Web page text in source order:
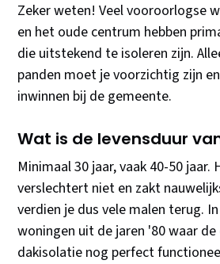
Zeker weten! Veel vooroorlogse
en het oude centrum hebben
die uitstekend te isoleren zijn.
panden moet je voorzichtig zijn
inwinnen bij de gemeente.
Wat is de levensduur
Minimaal 30 jaar, vaak 40-50
verslechtert niet en zakt
verdien je dus vele malen terug.
woningen uit de jaren '80 waar
dakisolatie nog perfect